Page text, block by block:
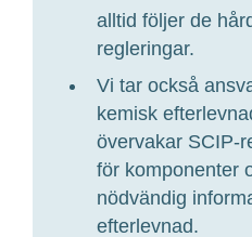
alltid följer de
regleringar.
Vi tar också
kemisk
övervakar SCIP-
för komponenter
nödvändig
efterlevnad.